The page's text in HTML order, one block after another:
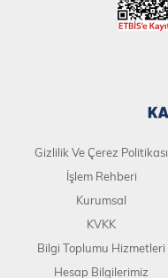
Gizlilik Ve Çerez Politikası
İşlem Rehberi
Kurumsal
KVKK
Bilgi Toplumu Hizmetleri
Hesap Bilgilerimiz